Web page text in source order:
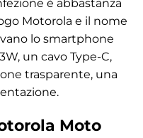
è abbastanza
Motorola e il nome
lo smartphone
un cavo Type-C,
trasparente, una
Moto